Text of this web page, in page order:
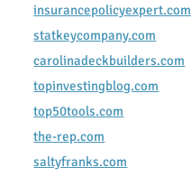
insurancepolicyexpert.com
statkeycompany.com
carolinadeckbuilders.com
topinvestingblog.com
top50tools.com
the-rep.com
saltyfranks.com